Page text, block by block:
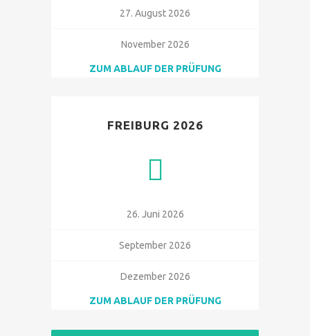
27. August 2026
November 2026
ZUM ABLAUF DER PRÜFUNG
FREIBURG 2026
26. Juni 2026
September 2026
Dezember 2026
ZUM ABLAUF DER PRÜFUNG